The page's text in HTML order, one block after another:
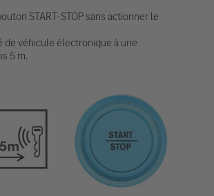
START-STOP sans actionner le
de véhicule électronique à une
5 m.